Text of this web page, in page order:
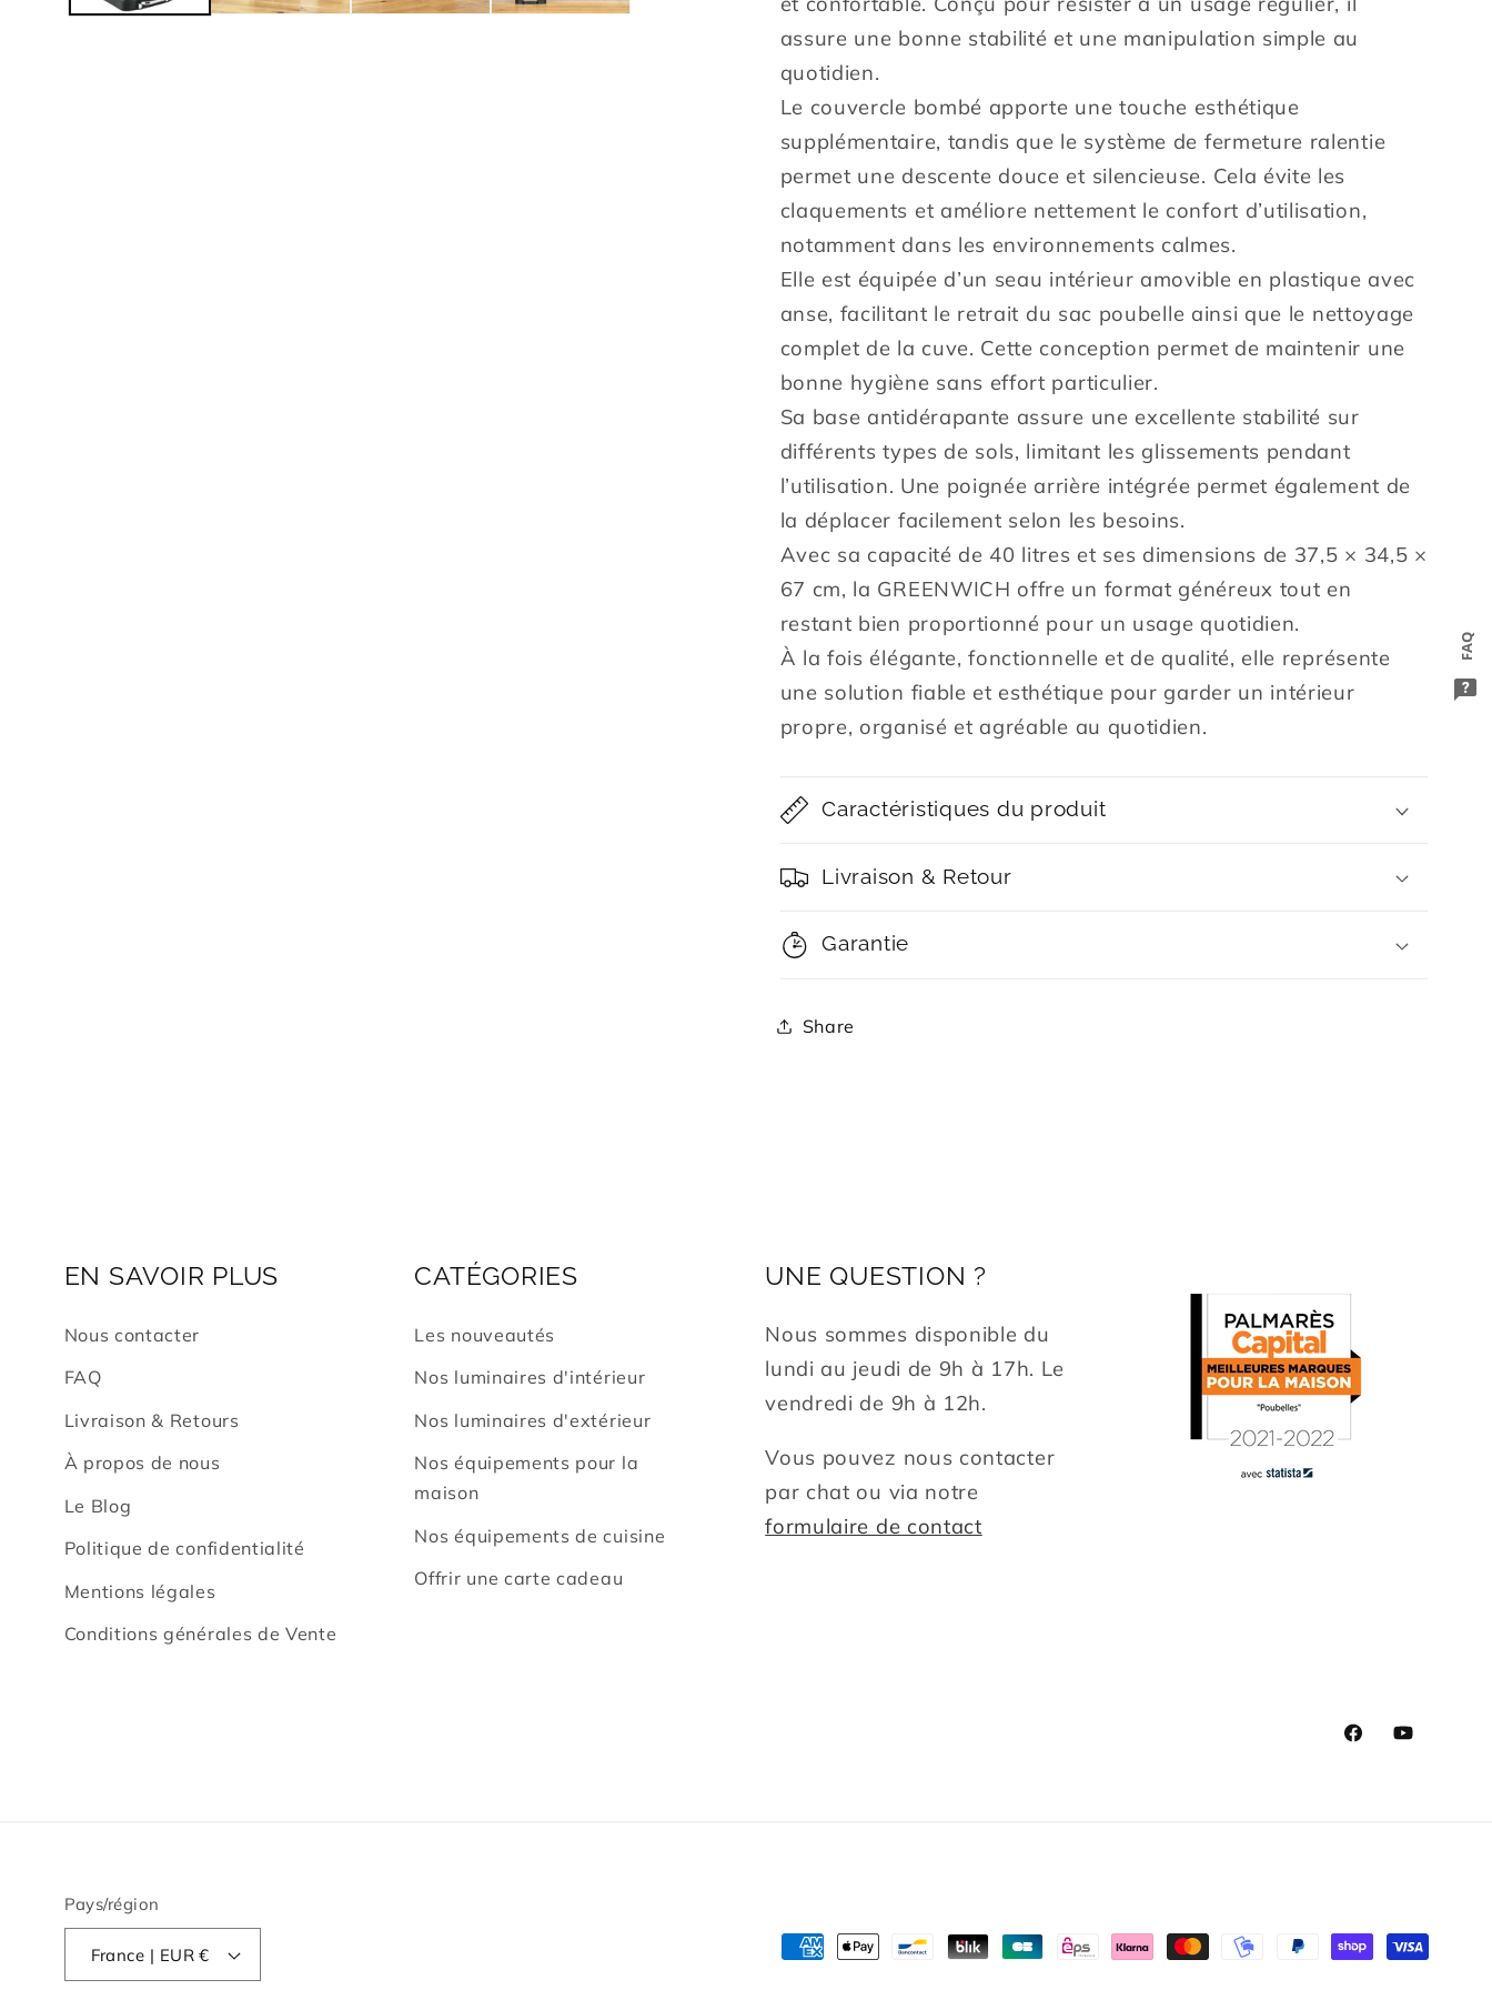
seau
couvercle
bombé
seau
couvercle
assure une bonne stabilité et une manipulation simple au
quotidien.
Le couvercle bombé apporte une touche esthétique
supplémentaire, tandis que le système de fermeture ralentie
permet une descente douce et silencieuse. Cela évite les
claquements et améliore nettement le confort d’utilisation,
notamment dans les environnements calmes.
Elle est équipée d’un seau intérieur amovible en plastique avec
anse, facilitant le retrait du sac poubelle ainsi que le nettoyage
complet de la cuve. Cette conception permet de maintenir une
bonne hygiène sans effort particulier.
Sa base antidérapante assure une excellente stabilité sur
différents types de sols, limitant les glissements pendant
l’utilisation. Une poignée arrière intégrée permet également de
la déplacer facilement selon les besoins.
Avec sa capacité de 40 litres et ses dimensions de 37,5 × 34,5 ×
67 cm, la GREENWICH offre un format généreux tout en
restant bien proportionné pour un usage quotidien.
À la fois élégante, fonctionnelle et de qualité, elle représente
une solution fiable et esthétique pour garder un intérieur
propre, organisé et agréable au quotidien.
Caractéristiques du produit
Livraison & Retour
Garantie
Share
EN SAVOIR PLUS
Nous contacter
FAQ
Livraison & Retours
À propos de nous
Le Blog
Politique de confidentialité
Mentions légales
Conditions générales de Vente
CATÉGORIES
Les nouveautés
Nos luminaires d'intérieur
Nos luminaires d'extérieur
Nos équipements pour la
maison
Nos équipements de cuisine
Offrir une carte cadeau
UNE QUESTION ?
Nous sommes disponible du
lundi au jeudi de 9h à 17h. Le
vendredi de 9h à 12h.
Vous pouvez nous contacter
par chat ou via notre
formulaire de contact
FacebookYouTube
Pays/région
France | EUR €
Moyens
FAQ